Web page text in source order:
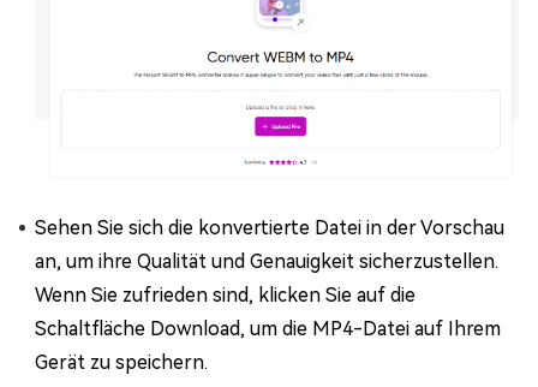
Sehen Sie sich die konvertierte Datei in der Vorschau
an, um ihre Qualität und Genauigkeit sicherzustellen.
Wenn Sie zufrieden sind, klicken Sie auf die
Schaltfläche Download, um die MP4-Datei auf Ihrem
Gerät zu speichern.